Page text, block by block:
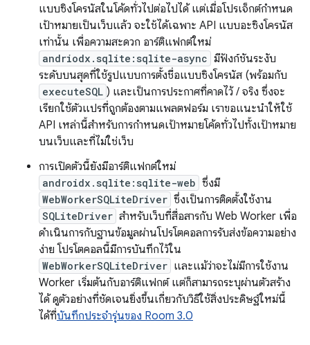
แบบซิงโครนัสในโค้ดทั่วไปต่อไปได้ แต่เมื่อโปรเจ็กต์กำหนด
เป้าหมายเป็นเว็บแล้ว จะใช้ได้เฉพาะ API แบบอะซิงโครนัส
เท่านั้น เพื่อความสะดวก อาร์ติแฟกต์ใหม่
andriodx.sqlite:sqlite-async มีฟังก์ชันระงับ
ระดับบนสุดที่ใช้รูปแบบการตั้งชื่อแบบซิงโครนัส (พร้อมกับ
executeSQL ) และเป็นการประกาศที่คาดไว้ / จริง ซึ่งจะ
เรียกใช้ตัวแปรที่ถูกต้องตามแพลตฟอร์ม เราขอแนะนําให้ใช้
API เหล่านี้สําหรับการกําหนดเป้าหมายโค้ดทั่วไปทั้งเป้าหมาย
บนเว็บและที่ไม่ใช่เว็บ
การเปิดตัวนี้ยังมีอาร์ติแฟกต์ใหม่
androidx.sqlite:sqlite-web ซึ่งมี
WebWorkerSQLiteDriver ซึ่งเป็นการติดตั้งใช้งาน
SQLiteDriver สำหรับเว็บที่สื่อสารกับ Web Worker เพื่อ
ดำเนินการกับฐานข้อมูลผ่านโปรโตคอลการรับส่งข้อความอย่าง
ง่าย โปรโตคอลนี้มีการบันทึกไว้ใน
WebWorkerSQLiteDriver และแม้ว่าจะไม่มีการใช้งาน
Worker เริ่มต้นกับอาร์ติแฟกต์ แต่ก็สามารถระบุผ่านตัวสร้าง
ได้ ดูตัวอย่างที่ชัดเจนยิ่งขึ้นเกี่ยวกับวิธีใช้สิ่งประดิษฐ์ใหม่นี้
ได้ที่บันทึกประจำรุ่นของ Room 3.0